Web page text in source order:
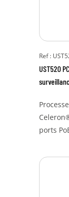
Ref :
UST520
ports